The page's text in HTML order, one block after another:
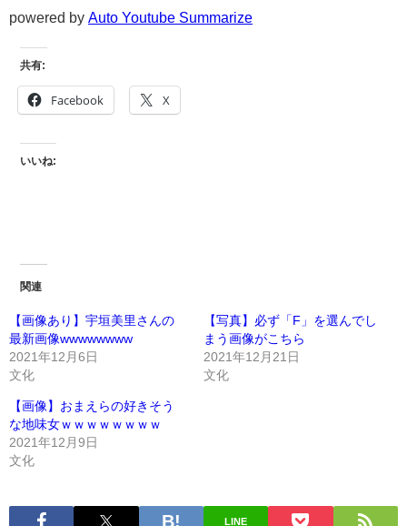
powered by Auto Youtube Summarize
共有:
Facebook X
いいね:
関連
【画像あり】宇垣美里さんの
最新画像wwwwwwww
2021年12月6日
文化
【写真】必ず「F」を選んでし
まう画像がこちら
2021年12月21日
文化
【画像】おまえらの好きそう
な地味女ｗｗｗｗｗｗｗｗ
2021年12月9日
文化
LINE